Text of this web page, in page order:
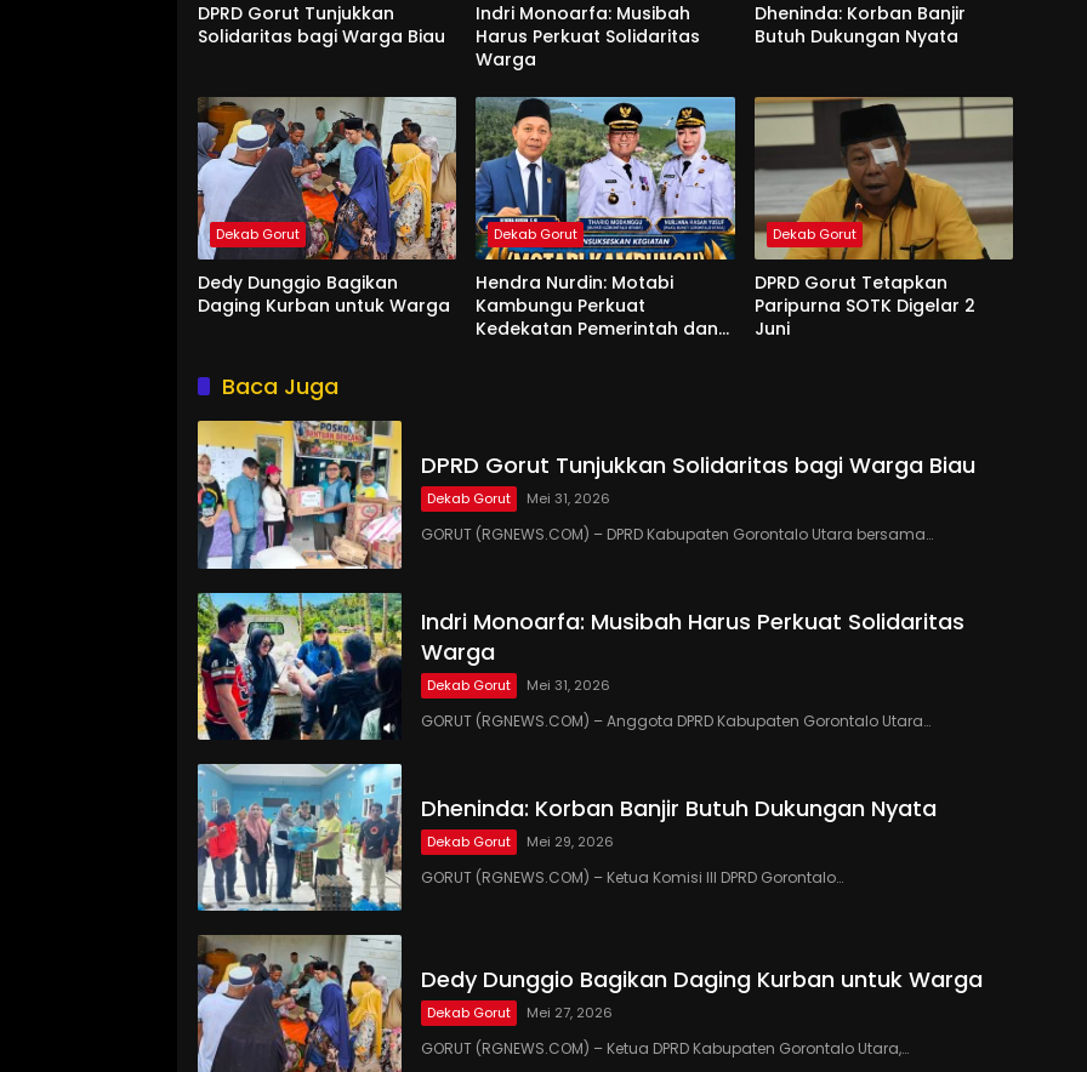
DPRD Gorut Tunjukkan
Solidaritas bagi Warga Biau
Indri Monoarfa: Musibah
Harus Perkuat Solidaritas
Warga
Dheninda: Korban Banjir
Butuh Dukungan Nyata
Dekab Gorut
Dedy Dunggio Bagikan
Daging Kurban untuk Warga
Dekab Gorut
Hendra Nurdin: Motabi
Kambungu Perkuat
Kedekatan Pemerintah dan
Dekab Gorut
DPRD Gorut Tetapkan
Paripurna SOTK Digelar 2
Juni
Baca Juga
DPRD Gorut Tunjukkan Solidaritas bagi Warga Biau
Dekab Gorut Mei 31, 2026
GORUT (RGNEWS.COM) – DPRD Kabupaten Gorontalo Utara bersama…
Indri Monoarfa: Musibah Harus Perkuat Solidaritas
Warga
Dekab Gorut Mei 31, 2026
GORUT (RGNEWS.COM) – Anggota DPRD Kabupaten Gorontalo Utara…
Dheninda: Korban Banjir Butuh Dukungan Nyata
Dekab Gorut Mei 29, 2026
GORUT (RGNEWS.COM) – Ketua Komisi III DPRD Gorontalo…
Dedy Dunggio Bagikan Daging Kurban untuk Warga
Dekab Gorut Mei 27, 2026
GORUT (RGNEWS.COM) – Ketua DPRD Kabupaten Gorontalo Utara,…